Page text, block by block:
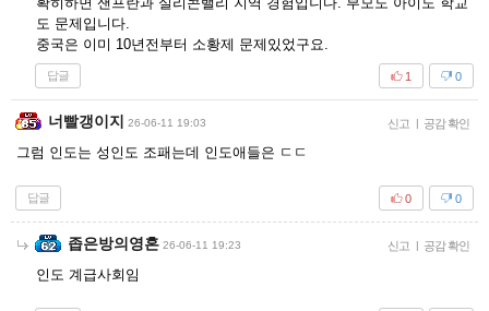
도 문제입니다.
중국은 이미 10년전부터 소황제 문제있었구요.
답글 0
1
너빨갱이지 26-06-11 19:03 신고 | 공감 확인
그럼 인도는 성인도 조패는데 인도애들은 ㄷㄷ
답글 0
0
좁은방의영혼 26-06-11 19:23 신고 | 공감 확인
인도 계급사회임